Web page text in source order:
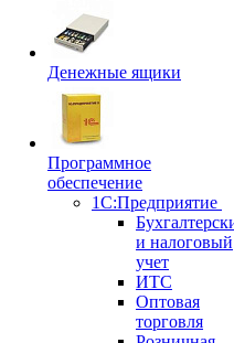
Денежные ящики
Программное
обеспечение
1С:Предприятие
и налоговый
учет
ИТС
Оптовая
торговля